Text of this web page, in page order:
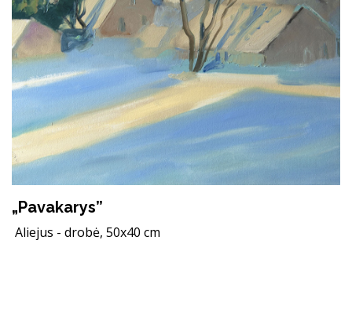
„Pavakarys”
Aliejus - drobė, 50x40 cm